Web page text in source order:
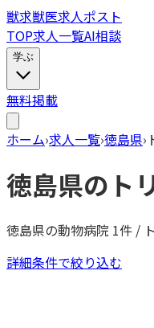
獣求獣医求人ポスト
TOP求人一覧AI相談
学ぶ
無料掲載
ホーム›求人一覧›徳島県›
徳島県の ト
徳島県の動物病院 1件 /
詳細条件で絞り込む